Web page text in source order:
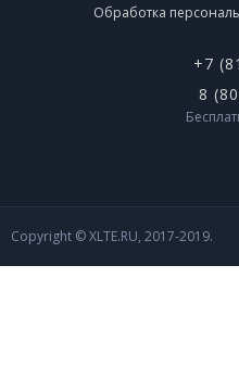
Обработка
+7
8
Copyright © XLTE.RU, 2017-2019.